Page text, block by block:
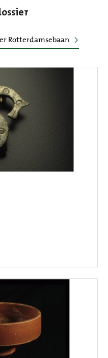
Rotterdamsebaan